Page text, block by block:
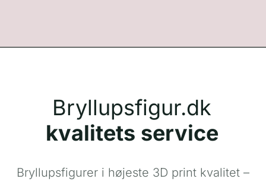
Bryllupsfigur.dk
kvalitets service
Bryllupsfigurer i højeste 3D print kvalitet –